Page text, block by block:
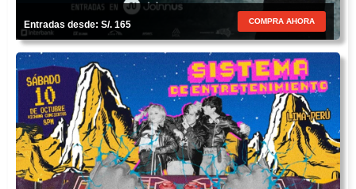
Entradas desde: S/. 165 COMPRA AHORA